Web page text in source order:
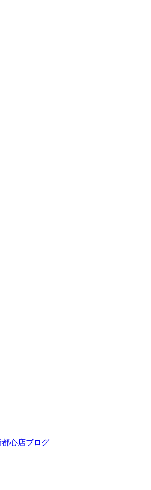
心店ブログ